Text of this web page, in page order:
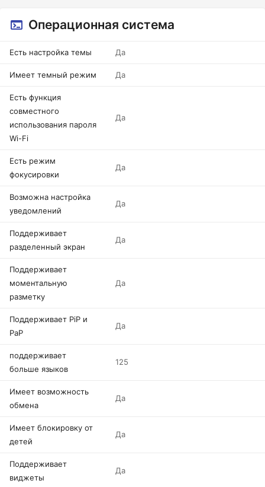
Операционная система
Есть настройка темы Да
Имеет темный режим Да
Есть функция
совместного
использования пароля
Wi-Fi
Да
Есть режим
фокусировки
Да
Возможна настройка
уведомлений
Да
Поддерживает
разделенный экран
Да
Поддерживает
моментальную
разметку
Да
Поддерживает PiP и
PaP
Да
поддерживает
больше языков
125
Имеет возможность
обмена
Да
Имеет блокировку от
детей
Да
Поддерживает
виджеты
Да